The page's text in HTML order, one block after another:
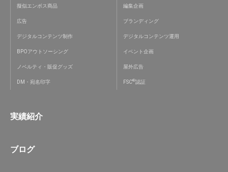
擬似エンボス商品 編集企画
広告 ブランディング
デジタルコンテンツ制作 デジタルコンテンツ運用
BPOアウトソーシング イベント企画
ノベルティ・販促グッズ 屋外広告
DM・宛名印字 FSC®認証
実績紹介
ブログ